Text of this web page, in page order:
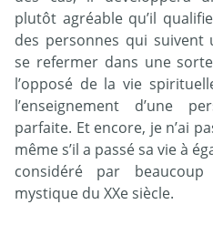
plutôt agréable qu’il
des personnes qui
se refermer dans une
l’opposé de la vie
l’enseignement d’une
parfaite. Et encore, je n’ai
même s’il a passé sa vie à
considéré par
mystique du XXe siècle.